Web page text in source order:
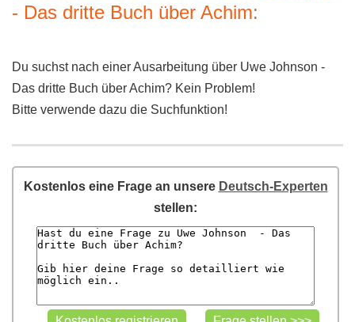
- Das dritte Buch über Achim:
Du suchst nach einer Ausarbeitung über Uwe Johnson -
Das dritte Buch über Achim? Kein Problem!
Bitte verwende dazu die Suchfunktion!
Kostenlos eine Frage an unsere Deutsch-Experten
stellen: